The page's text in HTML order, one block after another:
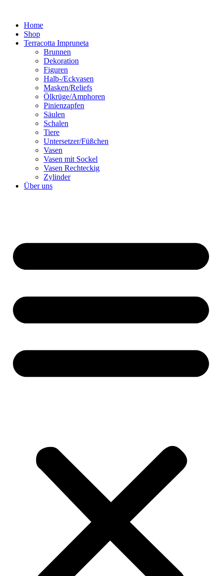
springenHome
Shop
Terracotta Impruneta
Brunnen
Dekoration
Figuren
Halb-/Eckvasen
Masken/Reliefs
Ölkrüge/Amphoren
Pinienzapfen
Säulen
Schalen
Tiere
Untersetzer/Füßchen
Vasen
Vasen mit Sockel
Vasen Rechteckig
Zylinder
Über uns